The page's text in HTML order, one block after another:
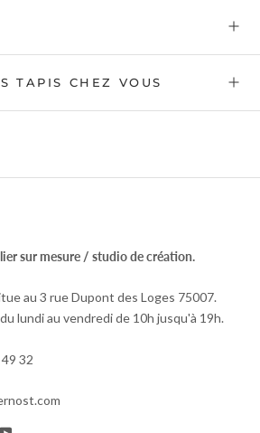
TAPIS CHEZ VOUS
sur mesure / studio de création.
au 3 rue Dupont des Loges 75007.
lundi au vendredi de 10h jusqu'à 19h.
32